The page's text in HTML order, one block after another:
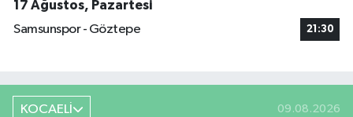
17 Ağustos, Pazartesi
Samsunspor - Göztepe
21:30
KOCAELİ 09.08.2026